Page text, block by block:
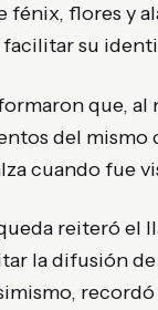
flores y
su
que,
del
cuando fue
reiteró
la difusión